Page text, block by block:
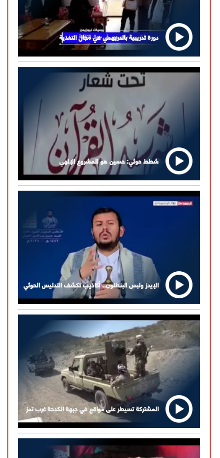
دورة تدريبية بالدريهمي في مجال التغذية
شطط حوثي: حسين هو المشروع الإلهي
الإيدز ولبس البنطلون.. أكاذيب تكشف التدليس الحوثي
المشتركة تسيطر على مواقع في جبهة الكدحة غرب تعز